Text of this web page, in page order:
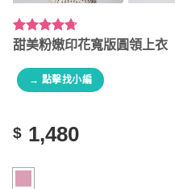
評分4.67
3
位顧客進
行評分
甜美粉嫩印花寬版圓領上衣
→ 點擊找小編
$ 1,480